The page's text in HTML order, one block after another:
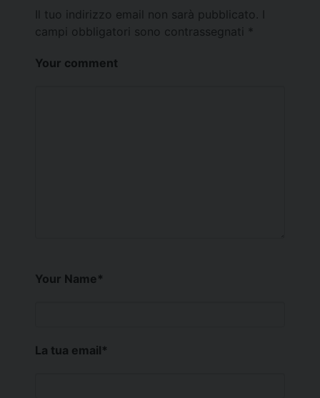
Il tuo indirizzo email non sarà pubblicato.
campi obbligatori sono contrassegnati *
Your comment
Your Name*
La tua email*